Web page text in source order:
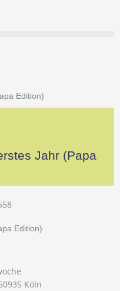
Edition)
Jahr (Papa
Edition)
Köln